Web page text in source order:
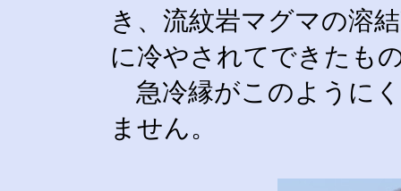
き、流紋岩マグマの溶
に冷やされてできたも
急冷縁がこのように
ません。